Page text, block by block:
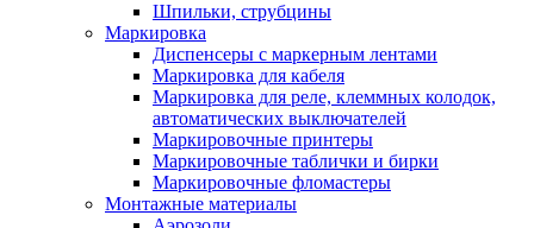
Шпильки, струбцины
Маркировка
Диспенсеры с маркерным лентами
Маркировка для кабеля
Маркировка для реле, клеммных колодок,
автоматических выключателей
Маркировочные принтеры
Маркировочные таблички и бирки
Маркировочные фломастеры
Монтажные материалы